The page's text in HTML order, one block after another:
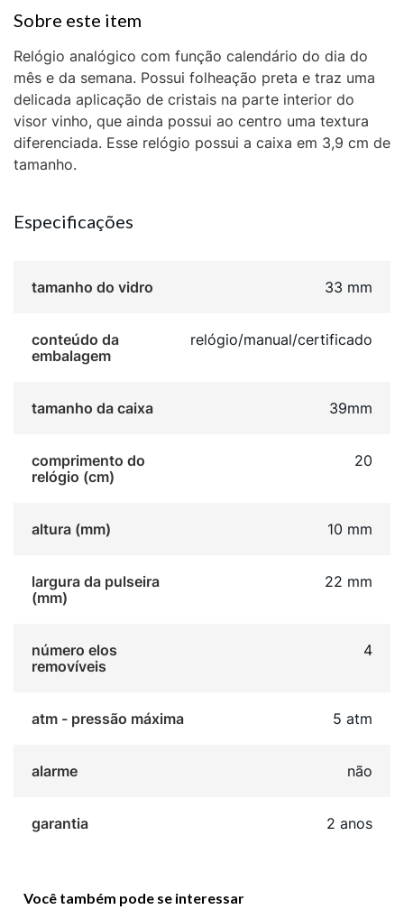
Relógio analógico com função calendário do dia do
mês e da semana. Possui folheação preta e traz uma
delicada aplicação de cristais na parte interior do
visor vinho, que ainda possui ao centro uma textura
diferenciada. Esse relógio possui a caixa em 3,9 cm de
tamanho.
Especificações
tamanho do vidro 33 mm
conteúdo da
embalagem
relógio/manual/certificado
tamanho da caixa 39mm
comprimento do
relógio (cm)
20
altura (mm) 10 mm
largura da pulseira
(mm)
22 mm
número elos
removíveis
4
atm - pressão máxima 5 atm
alarme não
garantia 2 anos
Você também pode se interessar